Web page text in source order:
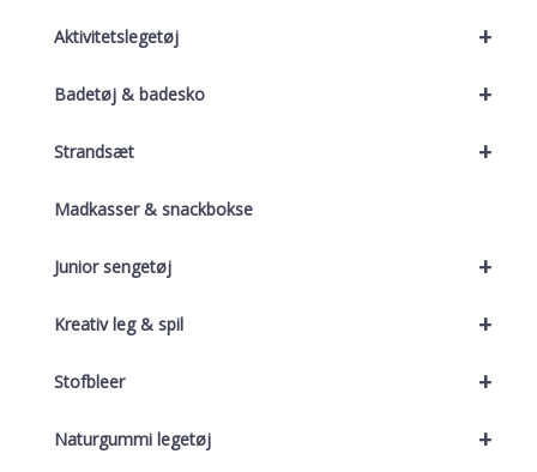
+
Aktivitetslegetøj
+
Badetøj & badesko
+
Strandsæt
Madkasser & snackbokse
+
Junior sengetøj
+
Kreativ leg & spil
+
Stofbleer
+
Naturgummi legetøj